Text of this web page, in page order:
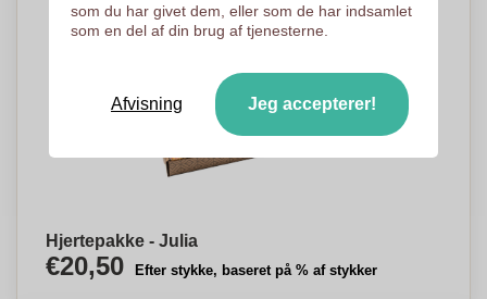
Hjertepakke - Julia
€20,50 Efter stykke, baseret på % af stykker
som du har givet dem, eller som de har indsamlet
som en del af din brug af tjenesterne.
Afvisning Jeg accepterer!